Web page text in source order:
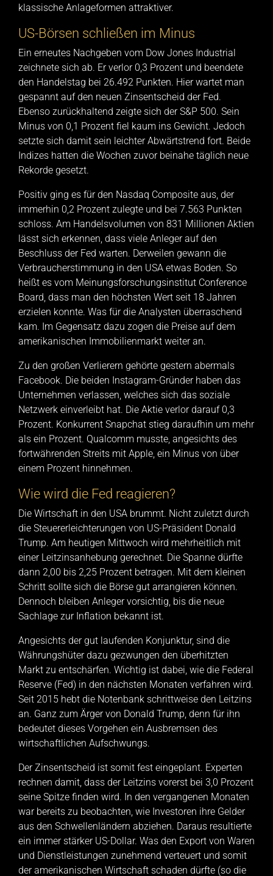
klassische Anlageformen attraktiver.
US-Börsen schließen im Minus
Ein erneutes Nachgeben vom Dow Jones Industrial
zeichnete sich ab. Er verlor 0,3 Prozent und beendete
den Handelstag bei 26.492 Punkten. Hier wartet man
gespannt auf den neuen Zinsentscheid der Fed.
Ebenso zurückhaltend zeigte sich der S&P 500. Sein
Minus von 0,1 Prozent fiel kaum ins Gewicht. Jedoch
setzte sich damit sein leichter Abwärtstrend fort. Beide
Indizes hatten die Wochen zuvor beinahe täglich neue
Rekorde gesetzt.
Positiv ging es für den Nasdaq Composite aus, der
immerhin 0,2 Prozent zulegte und bei 7.563 Punkten
schloss. Am Handelsvolumen von 831 Millionen Aktien
lässt sich erkennen, dass viele Anleger auf den
Beschluss der Fed warten. Derweilen gewann die
Verbraucherstimmung in den USA etwas Boden. So
heißt es vom Meinungsforschungsinstitut Conference
Board, dass man den höchsten Wert seit 18 Jahren
erzielen konnte. Was für die Analysten überraschend
kam. Im Gegensatz dazu zogen die Preise auf dem
amerikanischen Immobilienmarkt weiter an.
Zu den großen Verlierern gehörte gestern abermals
Facebook. Die beiden Instagram-Gründer haben das
Unternehmen verlassen, welches sich das soziale
Netzwerk einverleibt hat. Die Aktie verlor darauf 0,3
Prozent. Konkurrent Snapchat stieg daraufhin um mehr
als ein Prozent. Qualcomm musste, angesichts des
fortwährenden Streits mit Apple, ein Minus von über
einem Prozent hinnehmen.
Wie wird die Fed reagieren?
Die Wirtschaft in den USA brummt. Nicht zuletzt durch
die Steuererleichterungen von US-Präsident Donald
Trump. Am heutigen Mittwoch wird mehrheitlich mit
einer Leitzinsanhebung gerechnet. Die Spanne dürfte
dann 2,00 bis 2,25 Prozent betragen. Mit dem kleinen
Schritt sollte sich die Börse gut arrangieren können.
Dennoch bleiben Anleger vorsichtig, bis die neue
Sachlage zur Inflation bekannt ist.
Angesichts der gut laufenden Konjunktur, sind die
Währungshüter dazu gezwungen den überhitzten
Markt zu entschärfen. Wichtig ist dabei, wie die Federal
Reserve (Fed) in den nächsten Monaten verfahren wird.
Seit 2015 hebt die Notenbank schrittweise den Leitzins
an. Ganz zum Ärger von Donald Trump, denn für ihn
bedeutet dieses Vorgehen ein Ausbremsen des
wirtschaftlichen Aufschwungs.
Der Zinsentscheid ist somit fest eingeplant. Experten
rechnen damit, dass der Leitzins vorerst bei 3,0 Prozent
seine Spitze finden wird. In den vergangenen Monaten
war bereits zu beobachten, wie Investoren ihre Gelder
aus den Schwellenländern abziehen. Daraus resultierte
ein immer stärker US-Dollar. Was den Export von Waren
und Dienstleistungen zunehmend verteuert und somit
der amerikanischen Wirtschaft schaden dürfte (so die